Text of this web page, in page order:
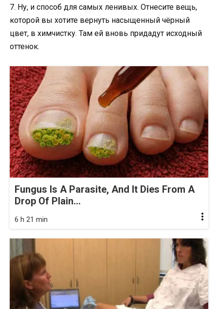
7. Ну, и способ для самых ленивых. Отнесите вещь,
которой вы хотите вернуть насыщенный чёрный
цвет, в химчистку. Там ей вновь придадут исходный
оттенок.
Fungus Is A Parasite, And It Dies From A
Drop Of Plain...
6 h 21 min